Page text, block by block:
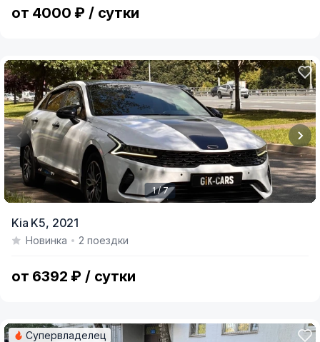
от 4000 ₽ / сутки
of
1 / 7
Kia K5, 2021
Новинка 2 поездки
от 6392 ₽ / сутки
Супервладелец